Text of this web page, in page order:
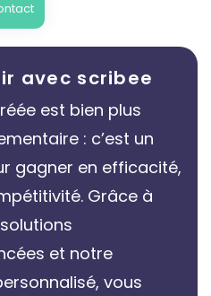
avec scribee
est bien plus
: c’est un
gagner en efficacité,
Grâce à
et notre
vous